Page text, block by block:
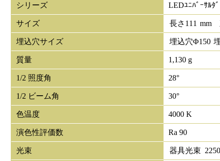
シリーズ LEDﾕﾆﾊﾞｰｻﾙﾀ
サイズ 長さ 111 mm
埋込穴サイズ 埋込穴Φ150
質量 1,130 g
1/2 照度角 28°
1/2 ビーム角 30°
色温度 4000 K
演色性評価数 Ra 90
光束 器具光束